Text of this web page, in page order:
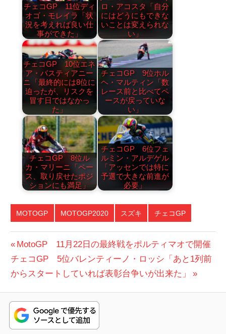
チェコGP 11位ディ
オゴ・モレイラ「状
況を考えれば良い仕
事ができた」
ロ・アコスタ「自分
にはどうにもできな
いことは変えられな
い」
チェコGP 10位エネ
ア・バスティアニー
ニ「最終的には8位に
迫ったが、リスクを
冒す日ではなかっ
た」
チェコGP 9位ホル
ヘ・マルティン「数
レース前と比べてペ
ースが戻っていな
い」
チェコGP 8位ル
カ・マリーニ「ペー
ス、取り戻せたポジ
ションにも満足」
チェコGP 6位フェ
ルミン・アルデゲル
「アッセンでは特に
予選で大きな前進が
必要」
MOTOGP MOTOGP2020 スズキ チェコGP
投
稿
ビ
ゲ
前
の
投
MotoGP 11月22日の最終戦をポルティマオで開催
次
の
稿:
チェコGP 5位バレンティーノ・ロッシ「あと1列前
からスタートしていれば表彰台争いが出来た」